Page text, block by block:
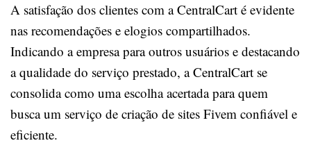
A satisfação dos clientes com a CentralCart é evidente
nas recomendações e elogios compartilhados.
Indicando a empresa para outros usuários e destacando
a qualidade do serviço prestado, a CentralCart se
consolida como uma escolha acertada para quem
busca um serviço de criação de sites Fivem confiável e
eficiente.